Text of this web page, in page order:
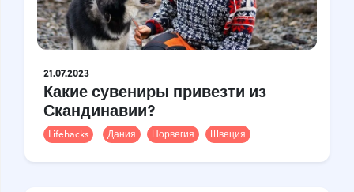
21.07.2023
Какие сувениры привезти из
Скандинавии?
Lifehacks Дания Норвегия Швеция